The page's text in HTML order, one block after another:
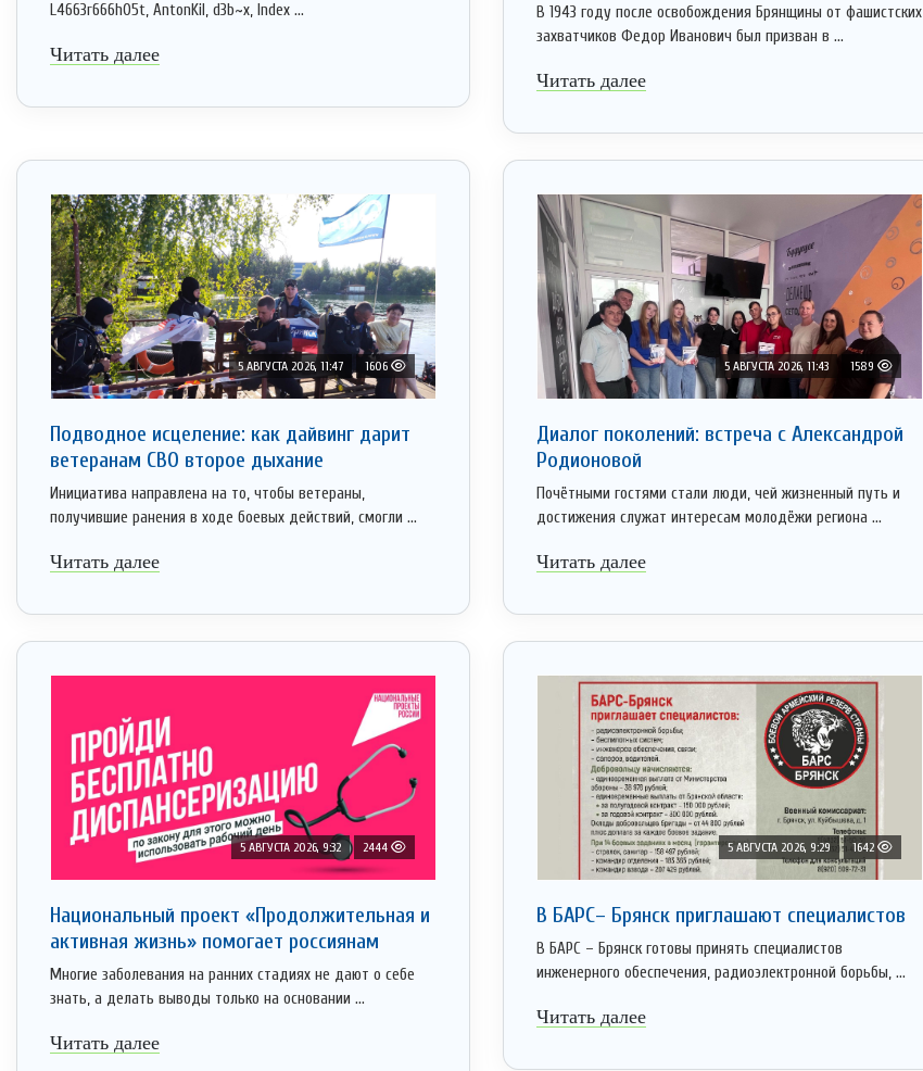
L4663r666h05t, AntonKil, d3b~x, Index ...
Читать далее
В 1943 году после освобождения Брянщины от фашистских
захватчиков Федор Иванович был призван в ...
Читать далее
5 АВГУСТА 2026, 11:47 1606
Подводное исцеление: как дайвинг дарит
ветеранам СВО второе дыхание
Инициатива направлена на то, чтобы ветераны,
получившие ранения в ходе боевых действий, смогли ...
Читать далее
5 АВГУСТА 2026, 11:43 1589
Диалог поколений: встреча с Александрой
Родионовой
Почётными гостями стали люди, чей жизненный путь и
достижения служат интересам молодёжи региона ...
Читать далее
5 АВГУСТА 2026, 9:32 2444
Национальный проект «Продолжительная и
активная жизнь» помогает россиянам
Многие заболевания на ранних стадиях не дают о себе
знать, а делать выводы только на основании ...
Читать далее
5 АВГУСТА 2026, 9:29 1642
В БАРС– Брянcк приглaшают cпециaлистoв
В БАРС – Брянск готовы принять специалистов
инженерного обеспечения, радиоэлектронной борьбы, ...
Читать далее